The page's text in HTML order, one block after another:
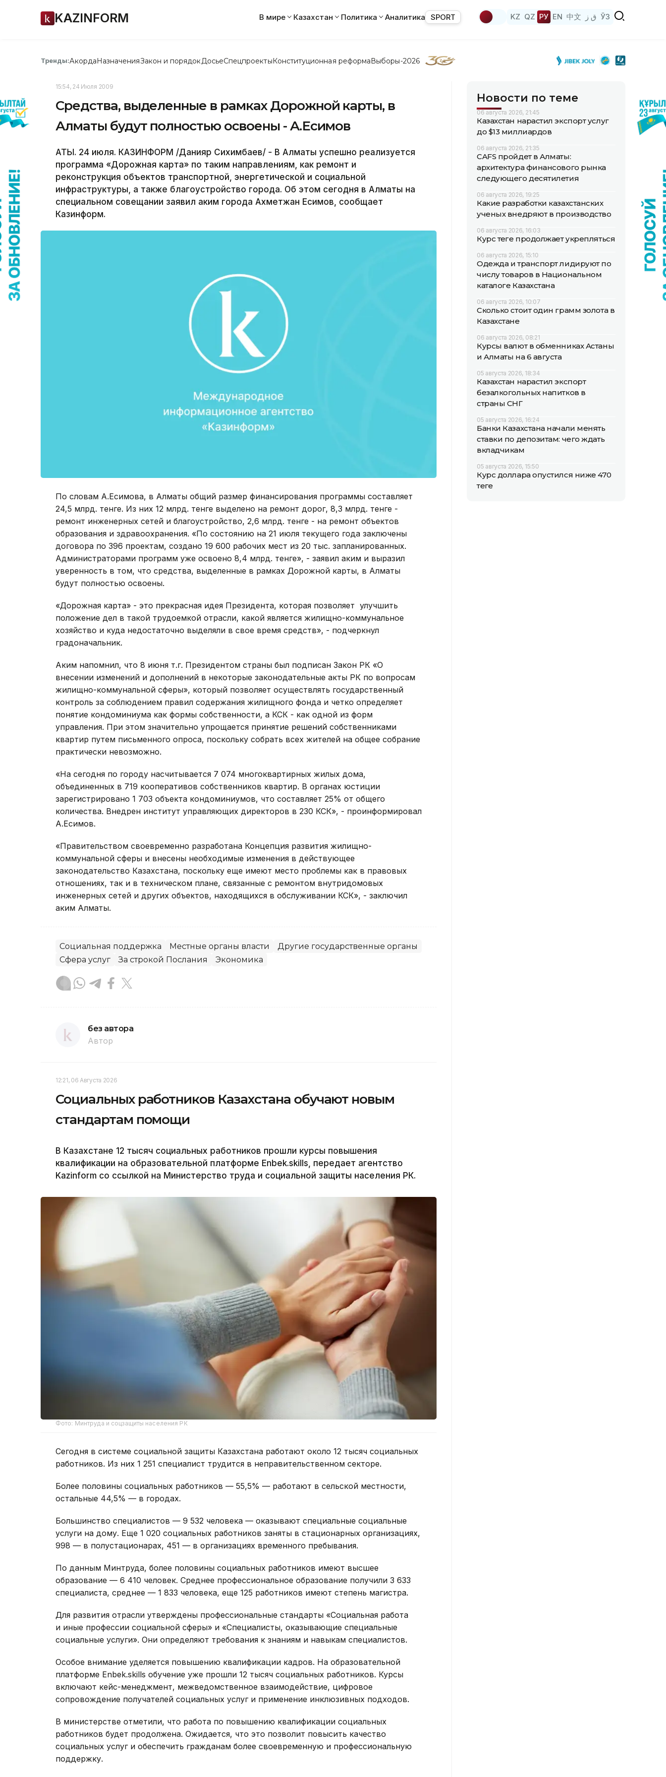
KAZINFORM В мире Казахстан Политика Аналитика SPORT KZ QZ РУ EN 中文 ق ز ЎЗ
Тренды:АкордаНазначенияЗакон и порядок ДосьеСпецпроектыКонституционная реформаВыборы-2026
15:54, 24 Июля 2009
Средства, выделенные в рамках Дорожной карты, в
Алматы будут полностью освоены - А.Есимов
АТЫ. 24 июля. КАЗИНФОРМ /Данияр Сихимбаев/ - В Алматы успешно реализуется
программа «Дорожная карта» по таким направлениям, как ремонт и
реконструкция объектов транспортной, энергетической и социальной
инфраструктуры, а также благоустройство города. Об этом сегодня в Алматы на
специальном совещании заявил аким города Ахметжан Есимов, сообщает
Казинформ.
По словам А.Есимова, в Алматы общий размер финансирования программы составляет
24,5 млрд. тенге. Из них 12 млрд. тенге выделено на ремонт дорог, 8,3 млрд. тенге -
ремонт инженерных сетей и благоустройство, 2,6 млрд. тенге - на ремонт объектов
образования и здравоохранения. «По состоянию на 21 июля текущего года заключены
договора по 396 проектам, создано 19 600 рабочих мест из 20 тыс. запланированных.
Администраторами программ уже освоено 8,4 млрд. тенге», - заявил аким и выразил
уверенность в том, что средства, выделенные в рамках Дорожной карты, в Алматы
будут полностью освоены.
«Дорожная карта» - это прекрасная идея Президента, которая позволяет улучшить
положение дел в такой трудоемкой отрасли, какой является жилищно-коммунальное
хозяйство и куда недостаточно выделяли в свое время средств», - подчеркнул
градоначальник.
Аким напомнил, что 8 июня т.г. Президентом страны был подписан Закон РК «О
внесении изменений и дополнений в некоторые законодательные акты РК по вопросам
жилищно-коммунальной сферы», который позволяет осуществлять государственный
контроль за соблюдением правил содержания жилищного фонда и четко определяет
понятие кондоминиума как формы собственности, а КСК - как одной из форм
управления. При этом значительно упрощается принятие решений собственниками
квартир путем письменного опроса, поскольку собрать всех жителей на общее собрание
практически невозможно.
«На сегодня по городу насчитывается 7 074 многоквартирных жилых дома,
объединенных в 719 кооперативов собственников квартир. В органах юстиции
зарегистрировано 1 703 объекта кондоминиумов, что составляет 25% от общего
количества. Внедрен институт управляющих директоров в 230 КСК», - проинформировал
А.Есимов.
«Правительством своевременно разработана Концепция развития жилищно-
коммунальной сферы и внесены необходимые изменения в действующее
законодательство Казахстана, поскольку еще имеют место проблемы как в правовых
отношениях, так и в техническом плане, связанные с ремонтом внутридомовых
инженерных сетей и других объектов, находящихся в обслуживании КСК», - заключил
аким Алматы.
Социальная поддержка Местные органы власти
Другие государственные органы
Сфера услуг
За строкой Послания Экономика
без автора
Автор
12:21, 06 Августа 2026
Социальных работников Казахстана обучают новым
стандартам помощи
В Казахстане 12 тысяч социальных работников прошли курсы повышения
квалификации на образовательной платформе Enbek.skills, передает агентство
Kazinform со ссылкой на Министерство труда и социальной защиты населения РК.
Фото: Минтруда и соцзащиты населения РК
Сегодня в системе социальной защиты Казахстана работают около 12 тысяч социальных
работников. Из них 1 251 специалист трудится в неправительственном секторе.
Более половины социальных работников — 55,5% — работают в сельской местности,
остальные 44,5% — в городах.
Большинство специалистов — 9 532 человека — оказывают специальные социальные
услуги на дому. Еще 1 020 социальных работников заняты в стационарных организациях,
998 — в полустационарах, 451 — в организациях временного пребывания.
По данным Минтруда, более половины социальных работников имеют высшее
образование — 6 410 человек. Среднее профессиональное образование получили 3 633
специалиста, среднее — 1 833 человека, еще 125 работников имеют степень магистра.
Для развития отрасли утверждены профессиональные стандарты «Социальная работа
и иные профессии социальной сферы» и «Специалисты, оказывающие специальные
социальные услуги». Они определяют требования к знаниям и навыкам специалистов.
Особое внимание уделяется повышению квалификации кадров. На образовательной
платформе Enbek.skills обучение уже прошли 12 тысяч социальных работников. Курсы
включают кейс-менеджмент, межведомственное взаимодействие, цифровое
сопровождение получателей социальных услуг и применение инклюзивных подходов.
В министерстве отметили, что работа по повышению квалификации социальных
работников будет продолжена. Ожидается, что это позволит повысить качество
социальных услуг и обеспечить гражданам более своевременную и профессиональную
поддержку.
Новости по теме
06 августа 2026, 21:45
Казахстан нарастил экспорт услуг
до $13 миллиардов
06 августа 2026, 21:35
CAFS пройдет в Алматы:
архитектура финансового рынка
следующего десятилетия
06 августа 2026, 19:25
Какие разработки казахстанских
ученых внедряют в производство
06 августа 2026, 16:03
Курс теңге продолжает укрепляться
06 августа 2026, 15:10
Одежда и транспорт лидируют по
числу товаров в Национальном
каталоге Казахстана
06 августа 2026, 10:07
Сколько стоит один грамм золота в
Казахстане
06 августа 2026, 08:21
Курсы валют в обменниках Астаны
и Алматы на 6 августа
05 августа 2026, 18:34
Казахстан нарастил экспорт
безалкогольных напитков в
страны СНГ
05 августа 2026, 16:24
Банки Казахстана начали менять
ставки по депозитам: чего ждать
вкладчикам
05 августа 2026, 15:50
Курс доллара опустился ниже 470
теңге